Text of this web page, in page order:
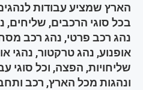
הארץ שמציע עבודות
בכל סוגי הרכבים, שליחים,
נהג רכב פרטי, נהג רכב
אופנוע, נהג טרקטור, נהגי
שליחויות, הפצה, וכל סוגי
ונהגות מכל הארץ, רכב